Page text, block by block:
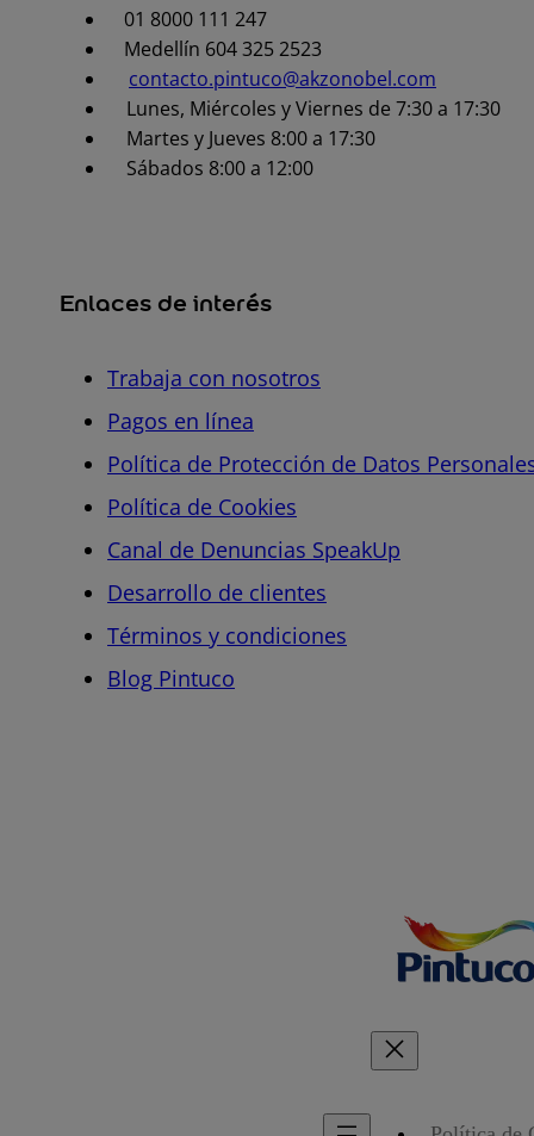
01 8000 111 247
Medellín 604 325 2523
contacto.pintuco@akzonobel.com
Lunes, Miércoles y Viernes de 7:30 a 17:30
Martes y Jueves 8:00 a 17:30
Sábados 8:00 a 12:00
Enlaces de interés
Trabaja con nosotros
Pagos en línea
Política de Protección de Datos
Política de Cookies
Canal de Denuncias SpeakUp
Desarrollo de clientes
Términos y condiciones
Blog Pintuco